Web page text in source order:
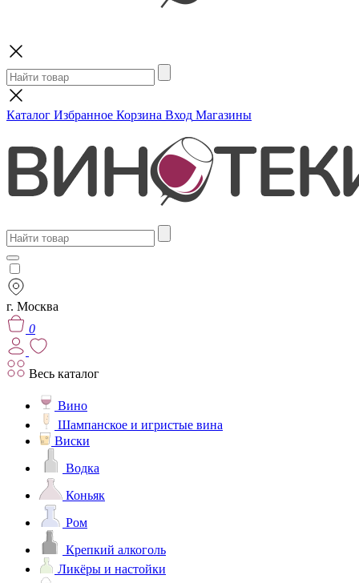
Каталог Избранное Корзина Вход Магазины
г. Москва
0
Весь каталог
Вино
Шампанское и игристые вина
Виски
Водка
Коньяк
Ром
Крепкий алкоголь
Ликёры и настойки